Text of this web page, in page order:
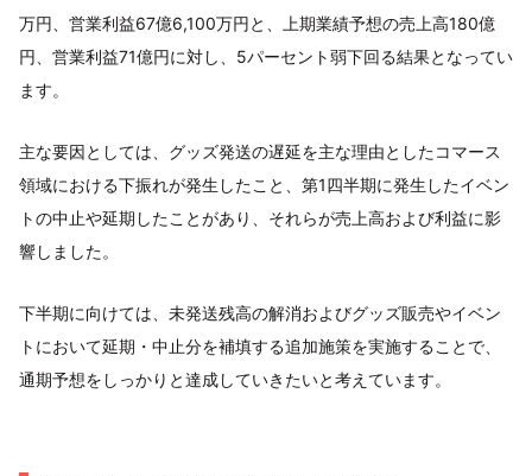
万円、営業利益67億6,100万円と、上期業績予想の売上高180億
円、営業利益71億円に対し、5パーセント弱下回る結果となってい
ます。
主な要因としては、グッズ発送の遅延を主な理由としたコマース
領域における下振れが発生したこと、第1四半期に発生したイベン
トの中止や延期したことがあり、それらが売上高および利益に影
響しました。
下半期に向けては、未発送残高の解消およびグッズ販売やイベン
トにおいて延期・中止分を補填する追加施策を実施することで、
通期予想をしっかりと達成していきたいと考えています。